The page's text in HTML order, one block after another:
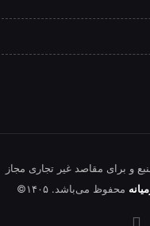
و برای مقاصد غیر تجاری مجاز
محفوظ می‌باشد. ۱۴۰۵©